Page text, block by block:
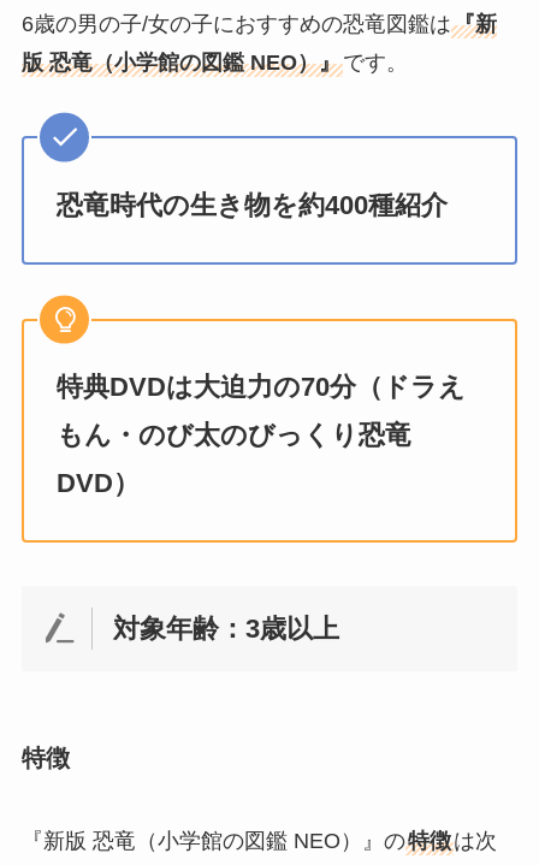
6歳の男の子/女の子におすすめの恐竜図鑑は『新
版 恐竜（小学館の図鑑 NEO）』です。
恐竜時代の生き物を約400種紹介
特典DVDは大迫力の70分（ドラえ
もん・のび太のびっくり恐竜
DVD）
対象年齢：3歳以上
特徴
『新版 恐竜（小学館の図鑑 NEO）』の特徴は次